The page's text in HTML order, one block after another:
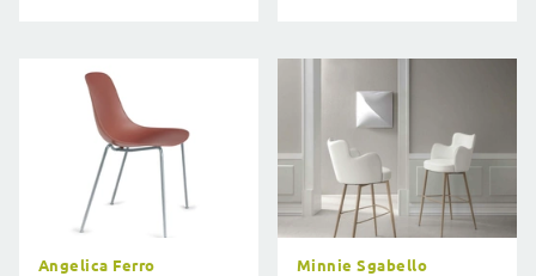
Angelica Ferro Minnie Sgabello